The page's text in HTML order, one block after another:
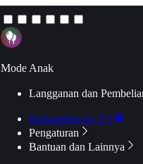
Mode Anak
Langganan dan
Hubungkan ke TV
Pengaturan
Bantuan dan Lainnya